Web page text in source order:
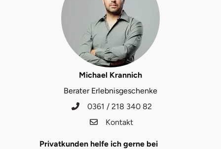
Michael Krannich
Berater Erlebnisgeschenke
0361 / 218 340 82
Kontakt
Privatkunden helfe ich gerne bei